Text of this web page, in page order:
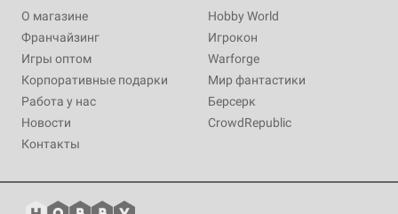
О магазине
Франчайзинг
Игры оптом
Корпоративные подарки
Работа у нас
Новости
Контакты
Hobby World
Игрокон
Warforge
Мир фантастики
Берсерк
CrowdRepublic